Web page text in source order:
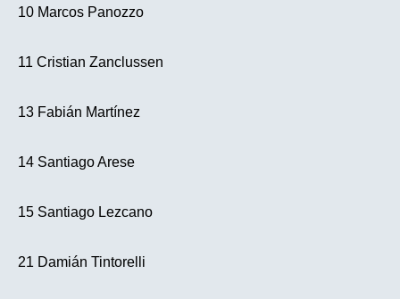
10 Marcos Panozzo
11 Cristian Zanclussen
13 Fabián Martínez
14 Santiago Arese
15 Santiago Lezcano
21 Damián Tintorelli